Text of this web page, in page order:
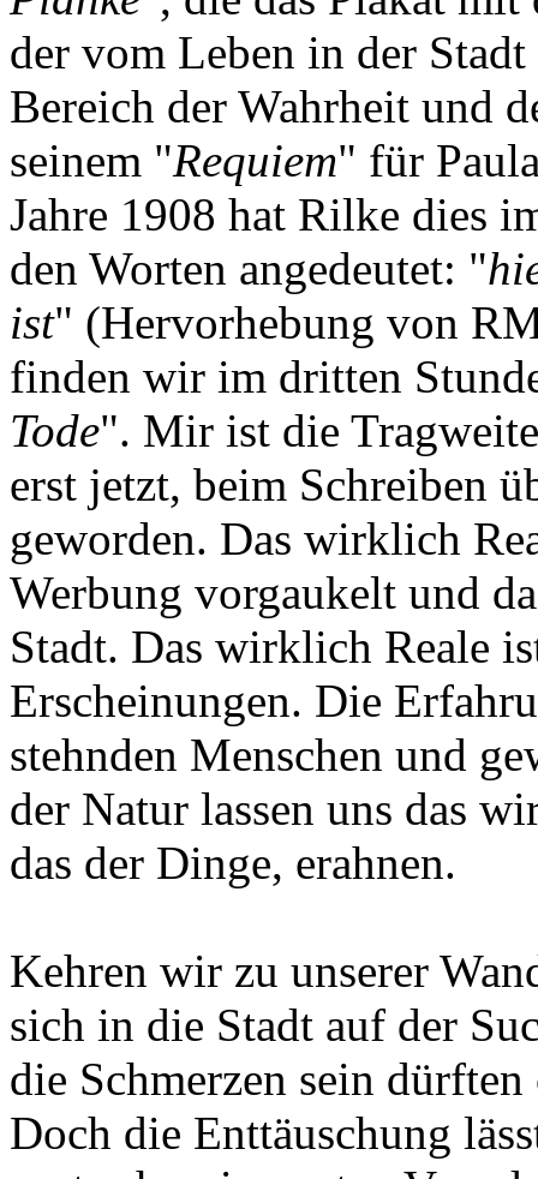
der vom Leben in der
Bereich der Wahrheit und
seinem "Requiem" für
Jahre 1908 hat Rilke dies
den Worten angedeutet: "
ist" (Hervorhebung von
finden wir im dritten
Tode". Mir ist die
erst jetzt, beim Schreiben
geworden. Das wirklich
Werbung vorgaukelt und
Stadt. Das wirklich Reale
Erscheinungen. Die
stehnden Menschen und
der Natur lassen uns das
das der Dinge, erahnen.
Kehren wir zu unserer
sich in die Stadt auf der
die Schmerzen sein
Doch die Enttäuschung